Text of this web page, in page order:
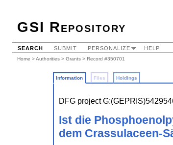
GSI Repository
SEARCH SUBMIT PERSONALIZE HELP
Home >Authorities > Grants > Record #350701
Information Files Holdings
DFG project
Ist die
dem Crassulaceen-